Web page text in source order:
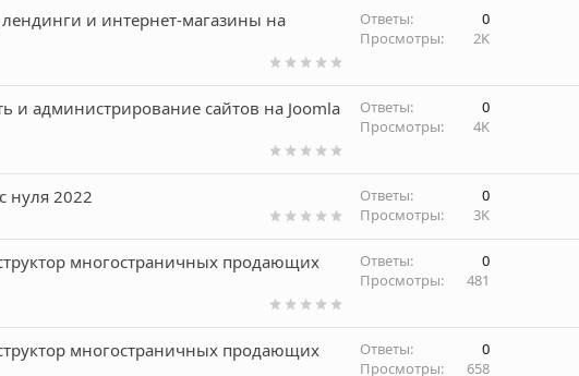
лендинги и интернет-магазины на
Ответы
0
Просмотры
2K
и администрирование сайтов на Joomla
Ответы
0
Просмотры
4K
нуля 2022 Ответы
0
Просмотры
3K
многостраничных продающих
Ответы
0
Просмотры
481
многостраничных продающих
Ответы
0
Просмотры
658